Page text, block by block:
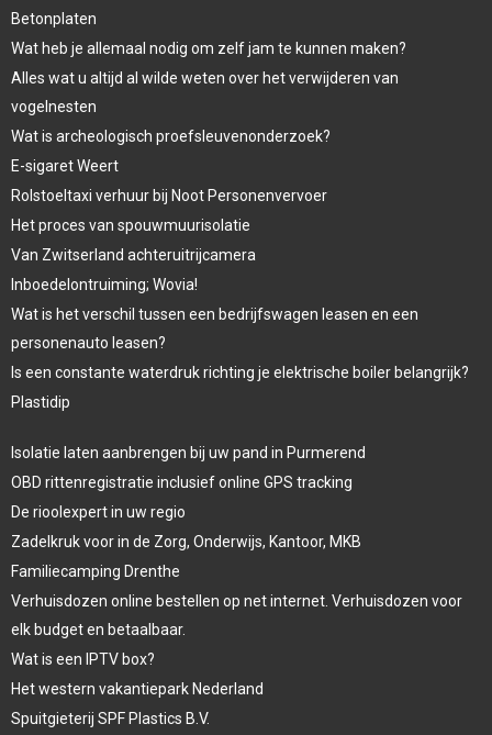
Betonplaten
Wat heb je allemaal nodig om zelf jam te kunnen maken?
Alles wat u altijd al wilde weten over het verwijderen van
vogelnesten
Wat is archeologisch proefsleuvenonderzoek?
E-sigaret Weert
Rolstoeltaxi verhuur bij Noot Personenvervoer
Het proces van spouwmuurisolatie
Van Zwitserland achteruitrijcamera
Inboedelontruiming; Wovia!
Wat is het verschil tussen een bedrijfswagen leasen en een
personenauto leasen?
Is een constante waterdruk richting je elektrische boiler belangrijk?
Plastidip
Isolatie laten aanbrengen bij uw pand in Purmerend
OBD rittenregistratie inclusief online GPS tracking
De rioolexpert in uw regio
Zadelkruk voor in de Zorg, Onderwijs, Kantoor, MKB
Familiecamping Drenthe
Verhuisdozen online bestellen op net internet. Verhuisdozen voor
elk budget en betaalbaar.
Wat is een IPTV box?
Het western vakantiepark Nederland
Spuitgieterij SPF Plastics B.V.